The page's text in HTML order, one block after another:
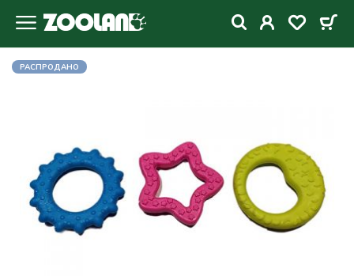
РАСПРОДАНО